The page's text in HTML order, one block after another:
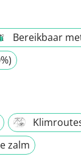
Bereikbaar
zalm